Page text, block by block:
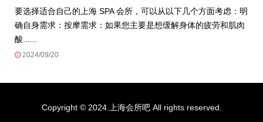
要选择适合自己的上海 SPA 会所，可以从以下几个方面考虑：明
确自身需求：按摩需求：如果您主要是想缓解身体的疲劳和肌肉
酸......
2024/09/20
Copyright © 2024.上海会所吧 All rights reserved.